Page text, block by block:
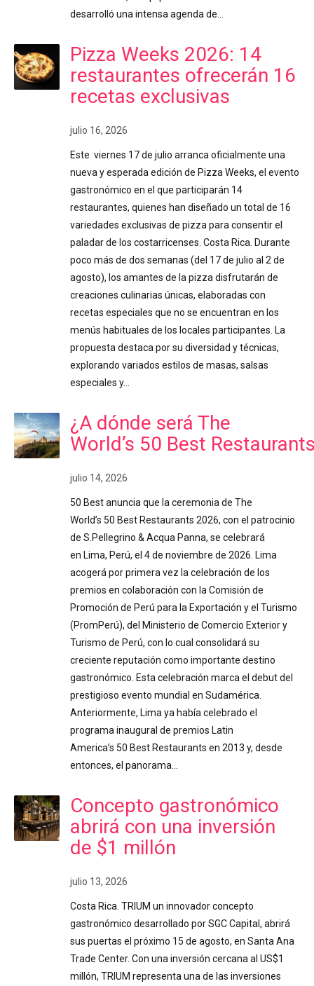
desarrolló una intensa agenda de…
Pizza Weeks 2026: 14
restaurantes ofrecerán 16
recetas exclusivas
julio 16, 2026
Este viernes 17 de julio arranca oficialmente una
nueva y esperada edición de Pizza Weeks, el evento
gastronómico en el que participarán 14
restaurantes, quienes han diseñado un total de 16
variedades exclusivas de pizza para consentir el
paladar de los costarricenses. Costa Rica. Durante
poco más de dos semanas (del 17 de julio al 2 de
agosto), los amantes de la pizza disfrutarán de
creaciones culinarias únicas, elaboradas con
recetas especiales que no se encuentran en los
menús habituales de los locales participantes. La
propuesta destaca por su diversidad y técnicas,
explorando variados estilos de masas, salsas
especiales y…
¿A dónde será The
World’s 50 Best
julio 14, 2026
50 Best anuncia que la ceremonia de The
World’s 50 Best Restaurants 2026, con el patrocinio
de S.Pellegrino & Acqua Panna, se celebrará
en Lima, Perú, el 4 de noviembre de 2026. Lima
acogerá por primera vez la celebración de los
premios en colaboración con la Comisión de
Promoción de Perú para la Exportación y el Turismo
(PromPerú), del Ministerio de Comercio Exterior y
Turismo de Perú, con lo cual consolidará su
creciente reputación como importante destino
gastronómico. Esta celebración marca el debut del
prestigioso evento mundial en Sudamérica.
Anteriormente, Lima ya había celebrado el
programa inaugural de premios Latin
America’s 50 Best Restaurants en 2013 y, desde
entonces, el panorama…
Concepto gastronómico
abrirá con una inversión
de $1 millón
julio 13, 2026
Costa Rica. TRIUM un innovador concepto
gastronómico desarrollado por SGC Capital, abrirá
sus puertas el próximo 15 de agosto, en Santa Ana
Trade Center. Con una inversión cercana al US$1
millón, TRIUM representa una de las inversiones